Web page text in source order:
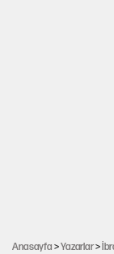
Anasayfa >Yazarlar>